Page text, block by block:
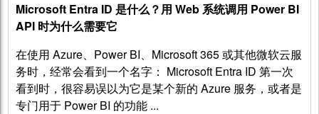
Microsoft Entra ID 是什么？用 Web 系统调用 Power BI
API 时为什么需要它
在使用 Azure、Power BI、Microsoft 365 或其他微软云服
务时，经常会看到一个名字： Microsoft Entra ID 第一次
看到时，很容易误以为它是某个新的 Azure 服务，或者是
专门用于 Power BI 的功能 ...